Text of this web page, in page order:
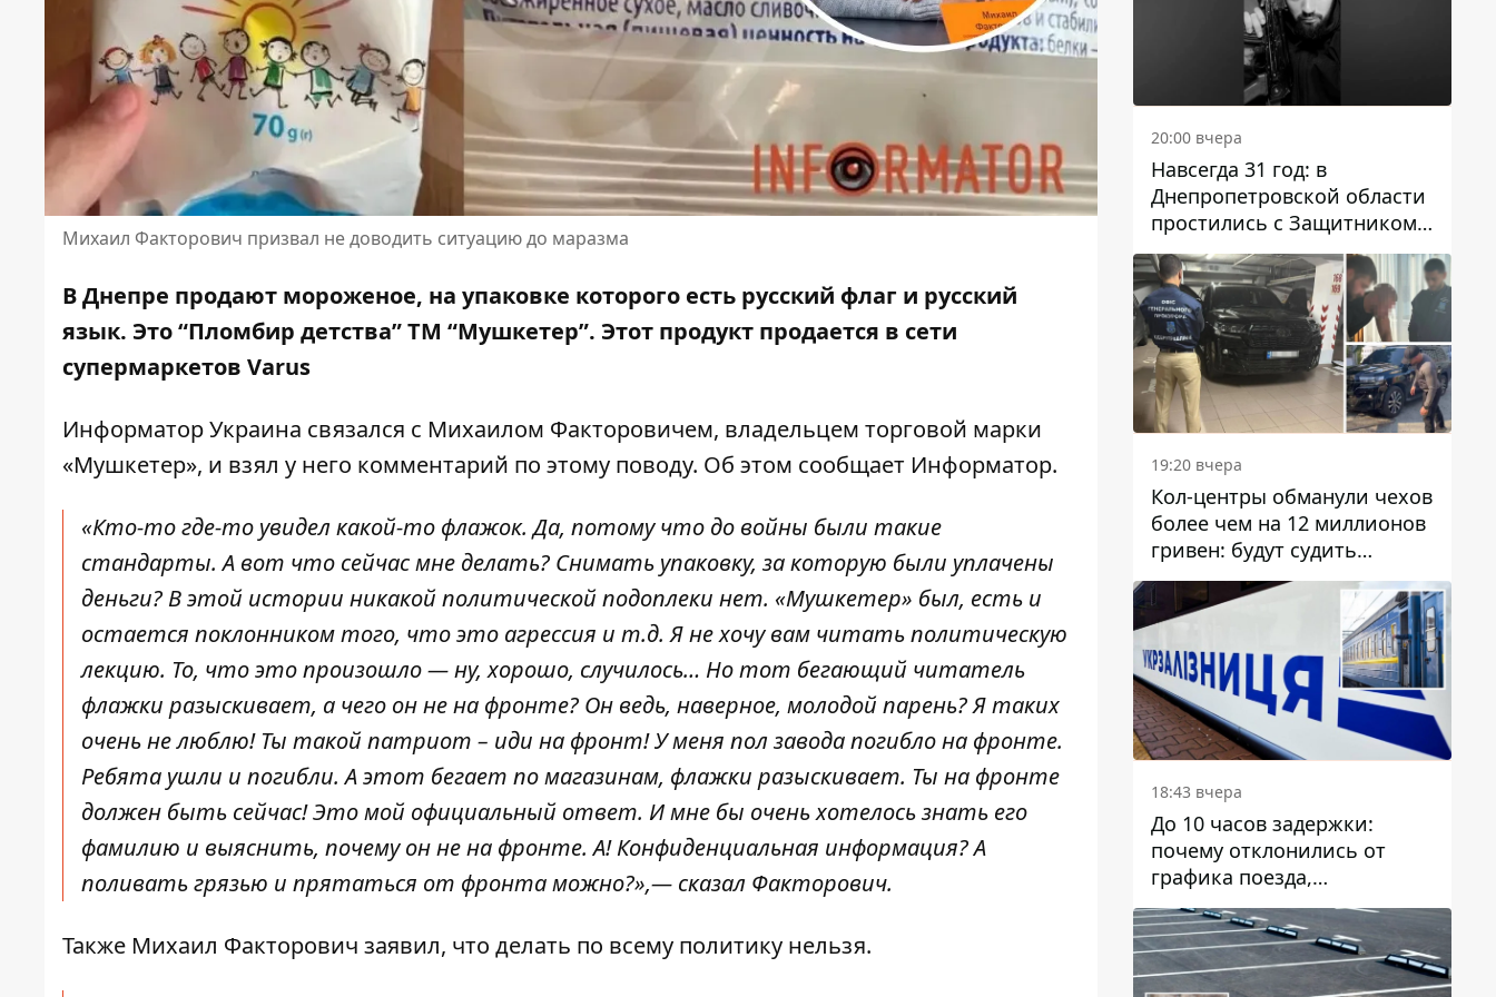
Михаил Факторович призвал не доводить ситуацию до маразма
В Днепре продают мороженое, на упаковке которого есть русский флаг и русский
язык. Это“Пломбир детства” ТМ “Мушкетер”. Этот продукт продается в сети
супермаркетов Varus
Информатор Украина связался с Михаилом Факторовичем, владельцем торговой марки
«Мушкетер», и взял у него комментарий по этому поводу. Об этом сообщает Информатор.
«Кто-то где-то увидел какой-то флажок. Да, потому что до войны были такие
стандарты. А вот что сейчас мне делать? Снимать упаковку, за которую были уплачены
деньги? В этой истории никакой политической подоплеки нет. «Мушкетер» был, есть и
остается поклонником того, что это агрессия и т.д. Я не хочу вам читать политическую
лекцию. То, что это произошло — ну, хорошо, случилось… Но тот бегающий читатель
флажки разыскивает, а чего он не на фронте? Он ведь, наверное, молодой парень? Я таких
очень не люблю! Ты такой патриот – иди на фронт! У меня пол завода погибло на фронте.
Ребята ушли и погибли. А этот бегает по магазинам, флажки разыскивает. Ты на фронте
должен быть сейчас! Это мой официальный ответ. И мне бы очень хотелось знать его
фамилию и выяснить, почему он не на фронте. А! Конфиденциальная информация? А
поливать грязью и прятаться от фронта можно?»,— сказал Факторович.
Также Михаил Факторович заявил, что делать по всему политику нельзя.
20:00 вчера
Навсегда 31 год: в
Днепропетровской области
простились с Защитником
Александром Репиным
19:20 вчера
Кол-центры обманули чехов
более чем на 12 миллионов
гривен: будут судить
днепрянина,
организовавшего
транснациональную
преступную организацию
18:43 вчера
До 10 часов задержки:
почему отклонились от
графика поезда,
курсирующие через Днепр
и область